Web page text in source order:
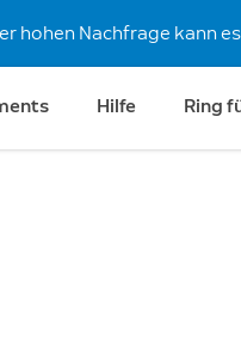
hohen Nachfrage kann
Hilfe Ring